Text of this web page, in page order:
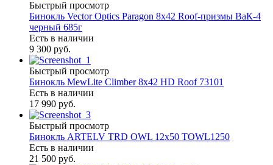
Быстрый просмотр
Бинокль Vector Optics Paragon 8x42 Roof-призмы ВaК-4
черный 685г
Есть в наличии
9 300 руб.
Быстрый просмотр
Бинокль MewLite Climber 8x42 HD Roof 73101
Есть в наличии
17 990 руб.
Быстрый просмотр
Бинокль ARTELV TRD OWL 12x50 TOWL1250
Есть в наличии
21 500 руб.